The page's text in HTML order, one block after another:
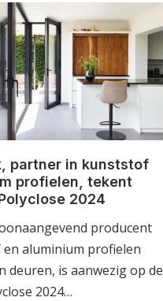
partner in kunststof
profielen, tekent
2024
producent
aluminium profielen
deuren, is aanwezig op de
2024…